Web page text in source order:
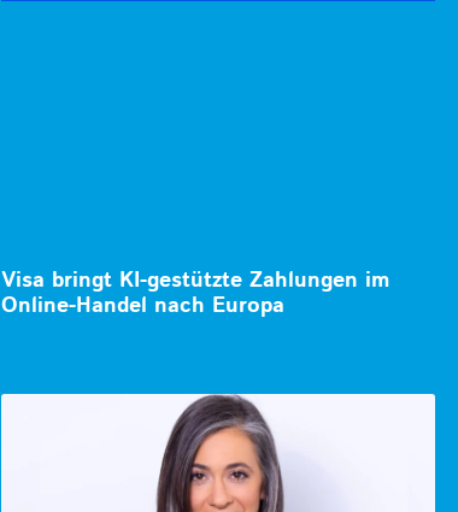
Visa bringt KI-gestützte Zahlungen im
Online-Handel nach Europa